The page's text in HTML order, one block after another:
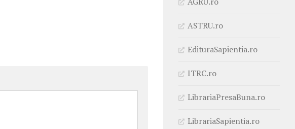
ASTRU.ro
EdituraSapientia.ro
ITRC.ro
LibrariaPresaBuna.ro
LibrariaSapientia.ro